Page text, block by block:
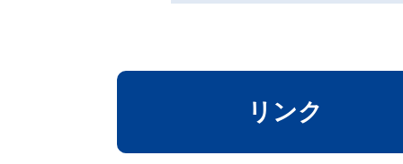
リンク